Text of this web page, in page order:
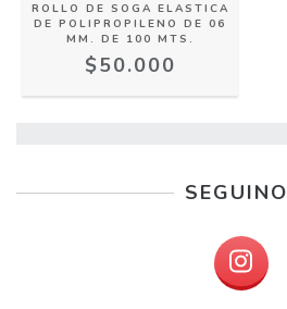
ROLLO DE SOGA ELASTICA
DE POLIPROPILENO DE 06
MM. DE 100 MTS.
$50.000